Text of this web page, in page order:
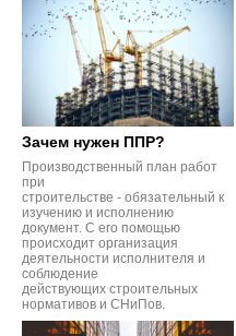
Зачем нужен ППР?
Производственный план работ
при
строительстве - обязательный к
изучению и исполнению
документ. С его помощью
происходит организация
деятельности исполнителя и
соблюдение
действующих строительных
нормативов и СНиПов.